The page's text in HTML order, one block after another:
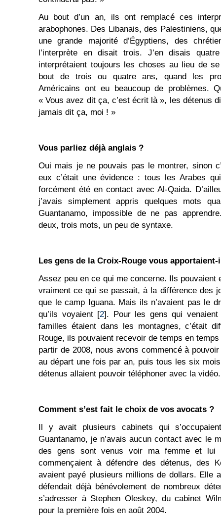
Au bout d’un an, ils ont remplacé ces
arabophones. Des Libanais, des Palestiniens,
une grande majorité d’Égyptiens, des
l’interprète en disait trois. J’en disais
interprétaient toujours les choses au lieu de
bout de trois ou quatre ans, quand les
Américains ont eu beaucoup de problèmes.
« Vous avez dit ça, c’est écrit là », les détenus
jamais dit ça, moi ! »
Vous parliez déjà anglais ?
Oui mais je ne pouvais pas le montrer, sinon
eux c’était une évidence : tous les Arabes
forcément été en contact avec Al-Qaida.
j’avais simplement appris quelques mots
Guantanamo, impossible de ne pas
deux, trois mots, un peu de syntaxe.
Les gens de la Croix-Rouge vous
Assez peu en ce qui me concerne. Ils pouvaient
vraiment ce qui se passait, à la différence des
que le camp Iguana. Mais ils n’avaient pas le
qu’ils voyaient [2]. Pour les gens qui venaient
familles étaient dans les montagnes, c’était
Rouge, ils pouvaient recevoir de temps en
partir de 2008, nous avons commencé à
au départ une fois par an, puis tous les six mois.
détenus allaient pouvoir téléphoner avec la vidéo.
Comment s’est fait le choix de vos avocats ?
Il y avait plusieurs cabinets qui
Guantanamo, je n’avais aucun contact avec le
des gens sont venus voir ma femme et lui
commençaient à défendre des détenus, des
avaient payé plusieurs millions de dollars. Elle
défendait déjà bénévolement de nombreux
s’adresser à Stephen Oleskey, du cabinet
pour la première fois en août 2004.